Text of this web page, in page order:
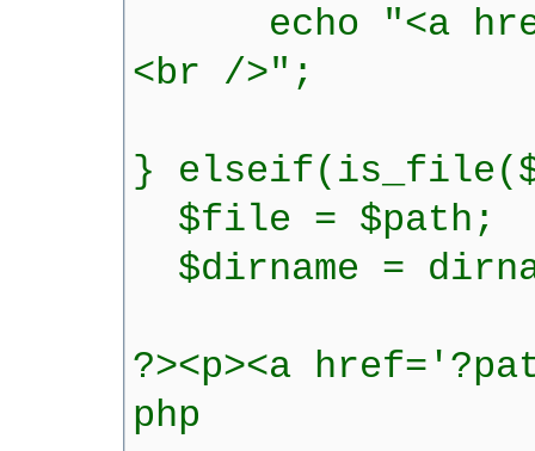
echo "<a
<br />";
}
$file = $path;
$dirname =
?><p><a
php